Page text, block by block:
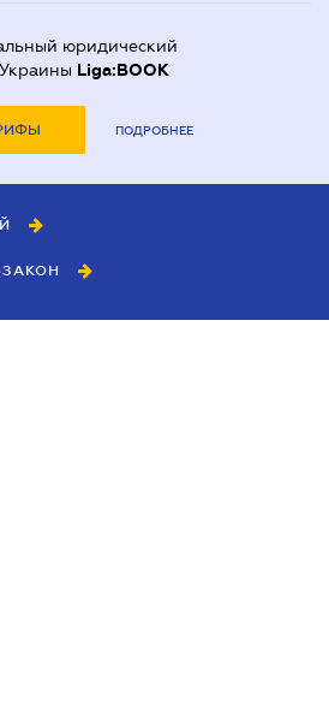
юридический
Liga:BOOK
ПОДРОБНЕЕ